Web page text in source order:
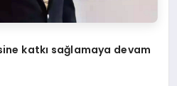
katkı sağlamaya devam